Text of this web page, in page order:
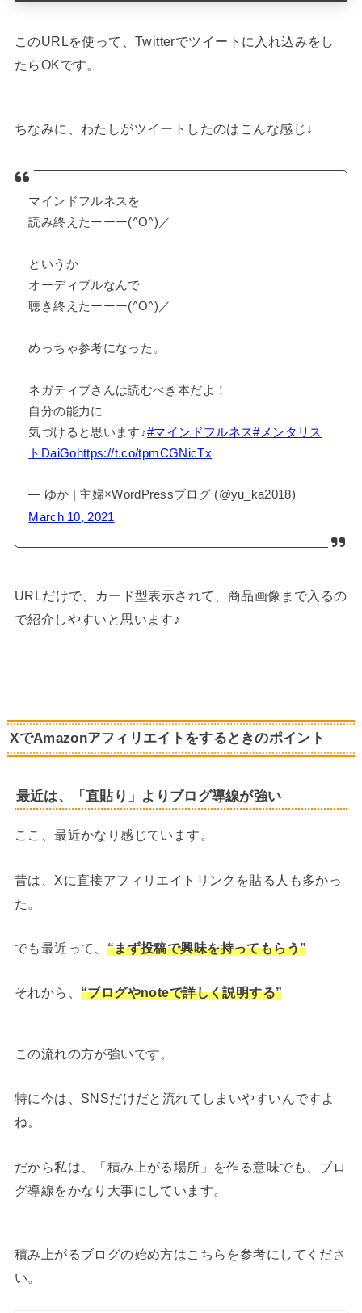
このURLを使って、Twitterでツイートに入れ込みをし
たらOKです。
ちなみに、わたしがツイートしたのはこんな感じ↓
マインドフルネスを
読み終えたーーー(^O^)／
というか
オーディブルなんで
聴き終えたーーー(^O^)／
めっちゃ参考になった。
ネガティブさんは読むべき本だよ！
自分の能力に
気づけると思います♪#マインドフルネス#メンタリス
トDaiGohttps://t.co/tpmCGNicTx
— ゆか | 主婦×WordPressブログ (@yu_ka2018)
March 10, 2021
URLだけで、カード型表示されて、商品画像まで入るの
で紹介しやすいと思います♪
XでAmazonアフィリエイトをするときのポイント
最近は、「直貼り」よりブログ導線が強い
ここ、最近かなり感じています。
昔は、Xに直接アフィリエイトリンクを貼る人も多かっ
た。
でも最近って、 “まず投稿で興味を持ってもらう”
それから、 “ブログやnoteで詳しく説明する”
この流れの方が強いです。
特に今は、SNSだけだと流れてしまいやすいんですよ
ね。
だから私は、「積み上がる場所」を作る意味でも、ブロ
グ導線をかなり大事にしています。
積み上がるブログの始め方はこちらを参考にしてくださ
い。